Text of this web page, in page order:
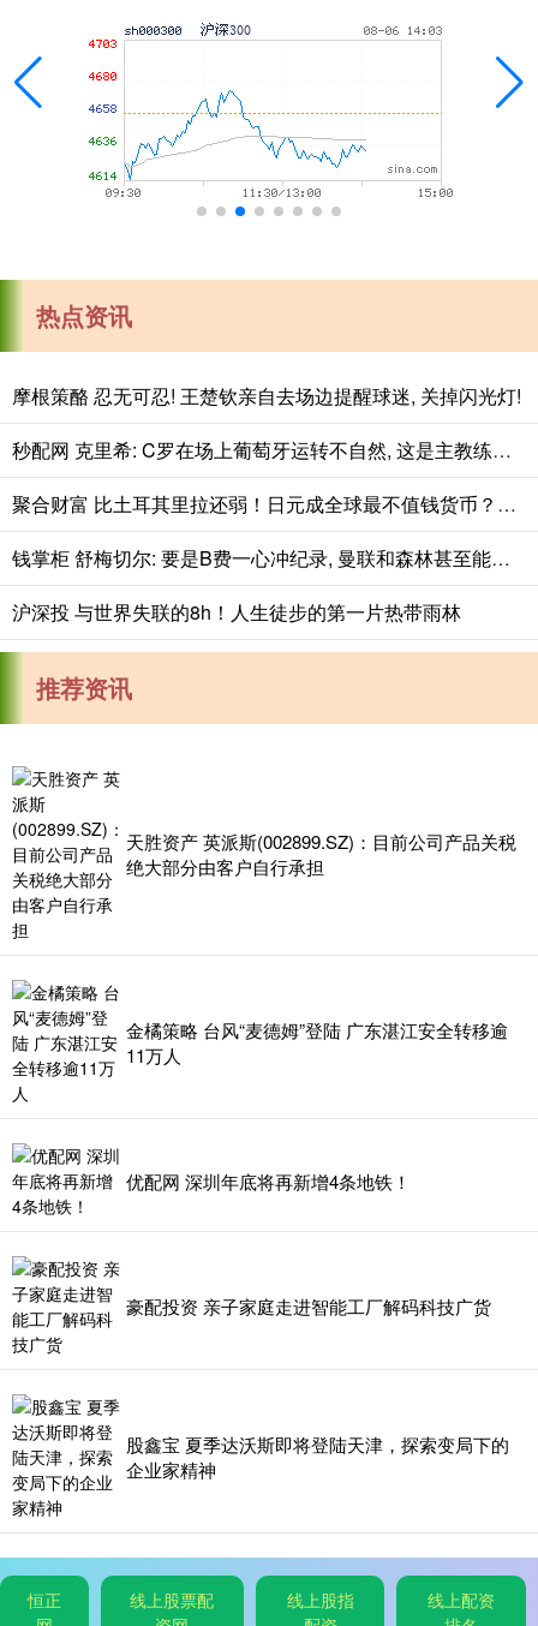
热点资讯
摩根策酪 忍无可忍! 王楚钦亲自去场边提醒球迷, 关掉闪光灯!
秒配网 克里希: C罗在场上葡萄牙运转不自然, 这是主教练的抉择时刻
聚合财富 比土耳其里拉还弱！日元成全球最不值钱货币？还有没有翻身机会？
钱掌柜 舒梅切尔: 要是B费一心冲纪录, 曼联和森林甚至能踢出7-6这种比分
沪深投 与世界失联的8h！人生徒步的第一片热带雨林
推荐资讯
天胜资产 英派斯(002899.SZ)：目前公司产品关税
绝大部分由客户自行承担
金橘策略 台风“麦德姆”登陆 广东湛江安全转移逾
11万人
优配网 深圳年底将再新增4条地铁！
豪配投资 亲子家庭走进智能工厂解码科技广货
股鑫宝 夏季达沃斯即将登陆天津，探索变局下的
企业家精神
恒正
线上股票配
线上股指
线上配资